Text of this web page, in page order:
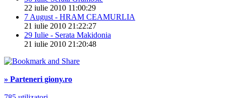
22 iulie 2010 11:00:29
7 August - HRAM CEAMURLIA
21 iulie 2010 21:22:27
29 Iulie - Serata Makidonia
21 iulie 2010 21:20:48
» Parteneri giony.ro